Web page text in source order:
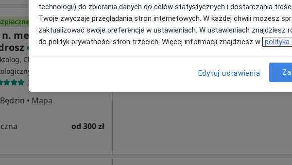
płatności
med. Krzysztof
Chirurg, Chirurg
29 opinii
• Mapa
od 300 zł
Dziś
6 Sie
Jutro
7 Sie
Sob,
8 Sie
Ndz,
9 Sie
Umawianie online nie jest dostępne
technologii) do zbierania danych do celów statystycznych i dostarczania
Twoje zwyczaje przeglądania stron internetowych. W każdej chwili możesz
zaktualizować swoje preferencje w ustawieniach. W ustawieniach znajdziesz
do polityk prywatności stron trzecich. Więcej informacji znajdziesz w polityka
Edytuj ustawienia